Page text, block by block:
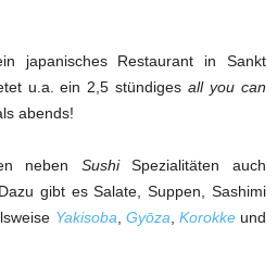
japanisches Restaurant in Sankt
u.a. ein 2,5 stündigesall you can
abends!
neben SushiSpezialitäten auch
gibt es Salate, Suppen, Sashimi
Yakisoba Gyōza Korokkeund